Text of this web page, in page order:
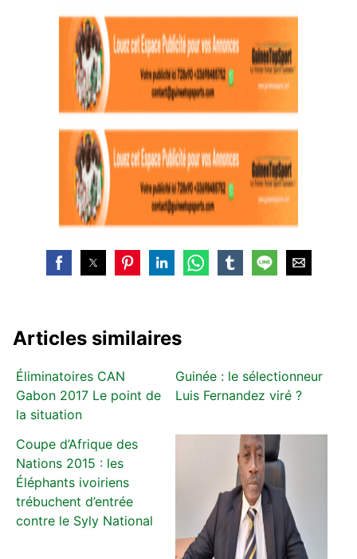
Articles similaires
Éliminatoires CAN
Gabon 2017 Le point de
la situation
Guinée : le sélectionneur
Luis Fernandez viré ?
Coupe d’Afrique des
Nations 2015 : les
Éléphants ivoiriens
trébuchent d’entrée
contre le Syly National